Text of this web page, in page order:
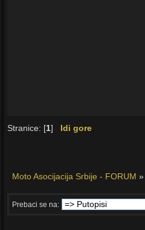
Stranice: [1] Idi gore
Moto Asocijacija Srbije - FORUM »
Prebaci se na: